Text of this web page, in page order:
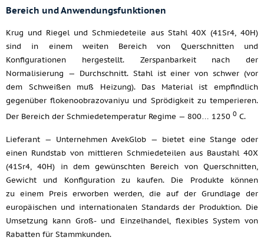
Bereich und Anwendungsfunktionen
Krug und Riegel und Schmiedeteile aus Stahl 40X (41Sr4, 40H)
sind in einem weiten Bereich von Querschnitten und
Konfigurationen hergestellt. Zerspanbarkeit nach der
Normalisierung — Durchschnitt. Stahl ist einer von schwer (vor
dem Schweißen muß Heizung). Das Material ist empfindlich
gegenüber flokenoobrazovaniyu und Sprödigkeit zu temperieren.
Der Bereich der Schmiedetemperatur Regime — 800… 1250 0 C.
Lieferant — Unternehmen AvekGlob — bietet eine Stange oder
einen Rundstab von mittleren Schmiedeteilen aus Baustahl 40X
(41Sr4, 40H) in dem gewünschten Bereich von Querschnitten,
Gewicht und Konfiguration zu kaufen. Die Produkte können
zu einem Preis erworben werden, die auf der Grundlage der
europäischen und internationalen Standards der Produktion. Die
Umsetzung kann Groß- und Einzelhandel, flexibles System von
Rabatten für Stammkunden.